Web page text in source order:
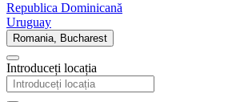
Republica Dominicană
Uruguay
Romania, Bucharest
Introduceți locația